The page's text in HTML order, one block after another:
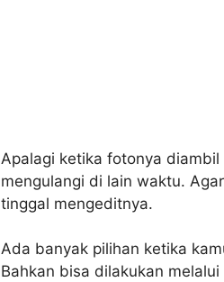
Apalagi ketika fotonya
mengulangi di lain waktu.
tinggal mengeditnya.
Ada banyak pilihan ketika
Bahkan bisa dilakukan